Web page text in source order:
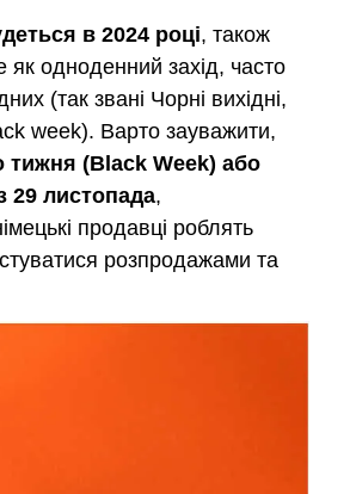
в 2024 році, також
одноденний захід, часто
(так звані Чорні вихідні,
week). Варто зауважити,
тижня (Black Week) або
29 листопада,
продавці роблять
розпродажами та